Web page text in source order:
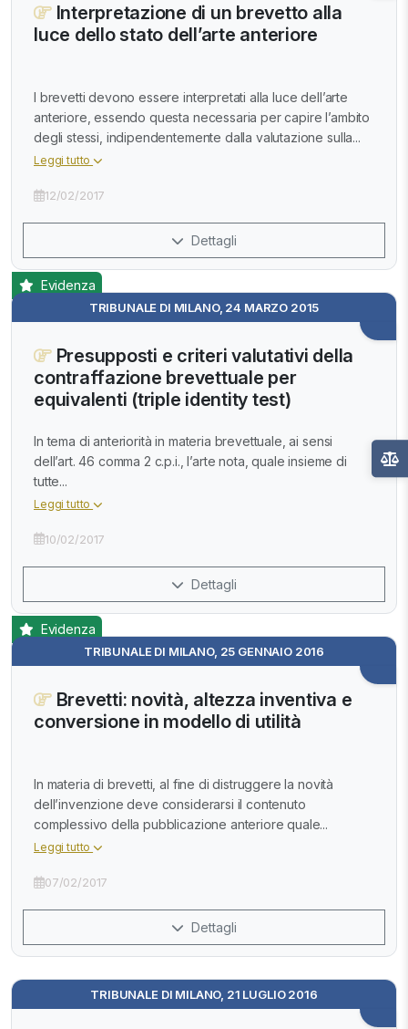
Interpretazione di un brevetto alla
luce dello stato dell’arte anteriore
I brevetti devono essere interpretati alla luce dell’arte
anteriore, essendo questa necessaria per capire l’ambito
degli stessi, indipendentemente dalla valutazione sulla...
Leggi tutto
12/02/2017
Dettagli
TRIBUNALE DI MILANO, 24 MARZO 2015
Evidenza
Presupposti e criteri valutativi della
contraffazione brevettuale per
equivalenti (triple identity test)
In tema di anteriorità in materia brevettuale, ai sensi
dell’art. 46 comma 2 c.p.i., l’arte nota, quale insieme di
tutte...
Leggi tutto
10/02/2017
Dettagli
TRIBUNALE DI MILANO, 25 GENNAIO 2016
Evidenza
Brevetti: novità, altezza inventiva e
conversione in modello di utilità
In materia di brevetti, al fine di distruggere la novità
dell’invenzione deve considerarsi il contenuto
complessivo della pubblicazione anteriore quale...
Leggi tutto
07/02/2017
Dettagli
TRIBUNALE DI MILANO, 21 LUGLIO 2016